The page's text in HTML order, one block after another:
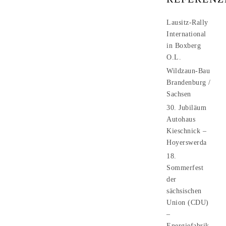
Lausitz-Rally
International
in Boxberg
O.L.
Wildzaun-Bau
Brandenburg /
Sachsen
30. Jubiläum
Autohaus
Kieschnick –
Hoyerswerda
18.
Sommerfest
der
sächsischen
Union (CDU)
–